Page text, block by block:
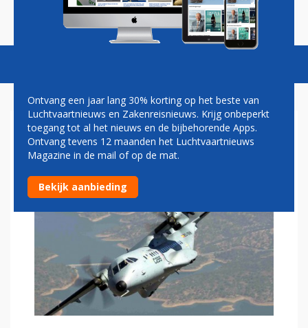
Magazine Podcasts Vacatures
PARIS AIR SHOW 2017
Ontvang een jaar lang 30% korting op het beste van
Luchtvaartnieuws en Zakenreisnieuws. Krijg onbeperkt
toegang tot al het nieuws en de bijbehorende Apps.
Ontvang tevens 12 maanden het Luchtvaartnieuws
Magazine in de mail of op de mat.
Bekijk aanbieding